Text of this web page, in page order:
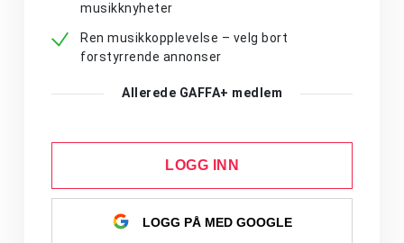
musikknyheter
Ren musikkopplevelse – velg bort
forstyrrende annonser
Allerede GAFFA+ medlem
LOGG INN
LOGG PÅ MED GOOGLE